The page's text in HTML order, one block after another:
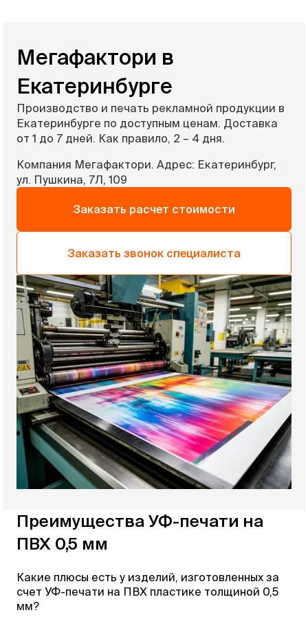
Мегафактори в
Екатеринбурге
Производство и печать рекламной продукции в
Екатеринбурге по доступным ценам. Доставка
от 1 до 7 дней. Как правило, 2 – 4 дня.
Компания Мегафактори. Адрес: Екатеринбург,
ул. Пушкина, 7Л, 109
Заказать расчет стоимости
Заказать звонок специалиста
Преимущества УФ-печати на
ПВХ 0,5 мм
Какие плюсы есть у изделий, изготовленных за
счет УФ-печати на ПВХ пластике толщиной 0,5
мм?